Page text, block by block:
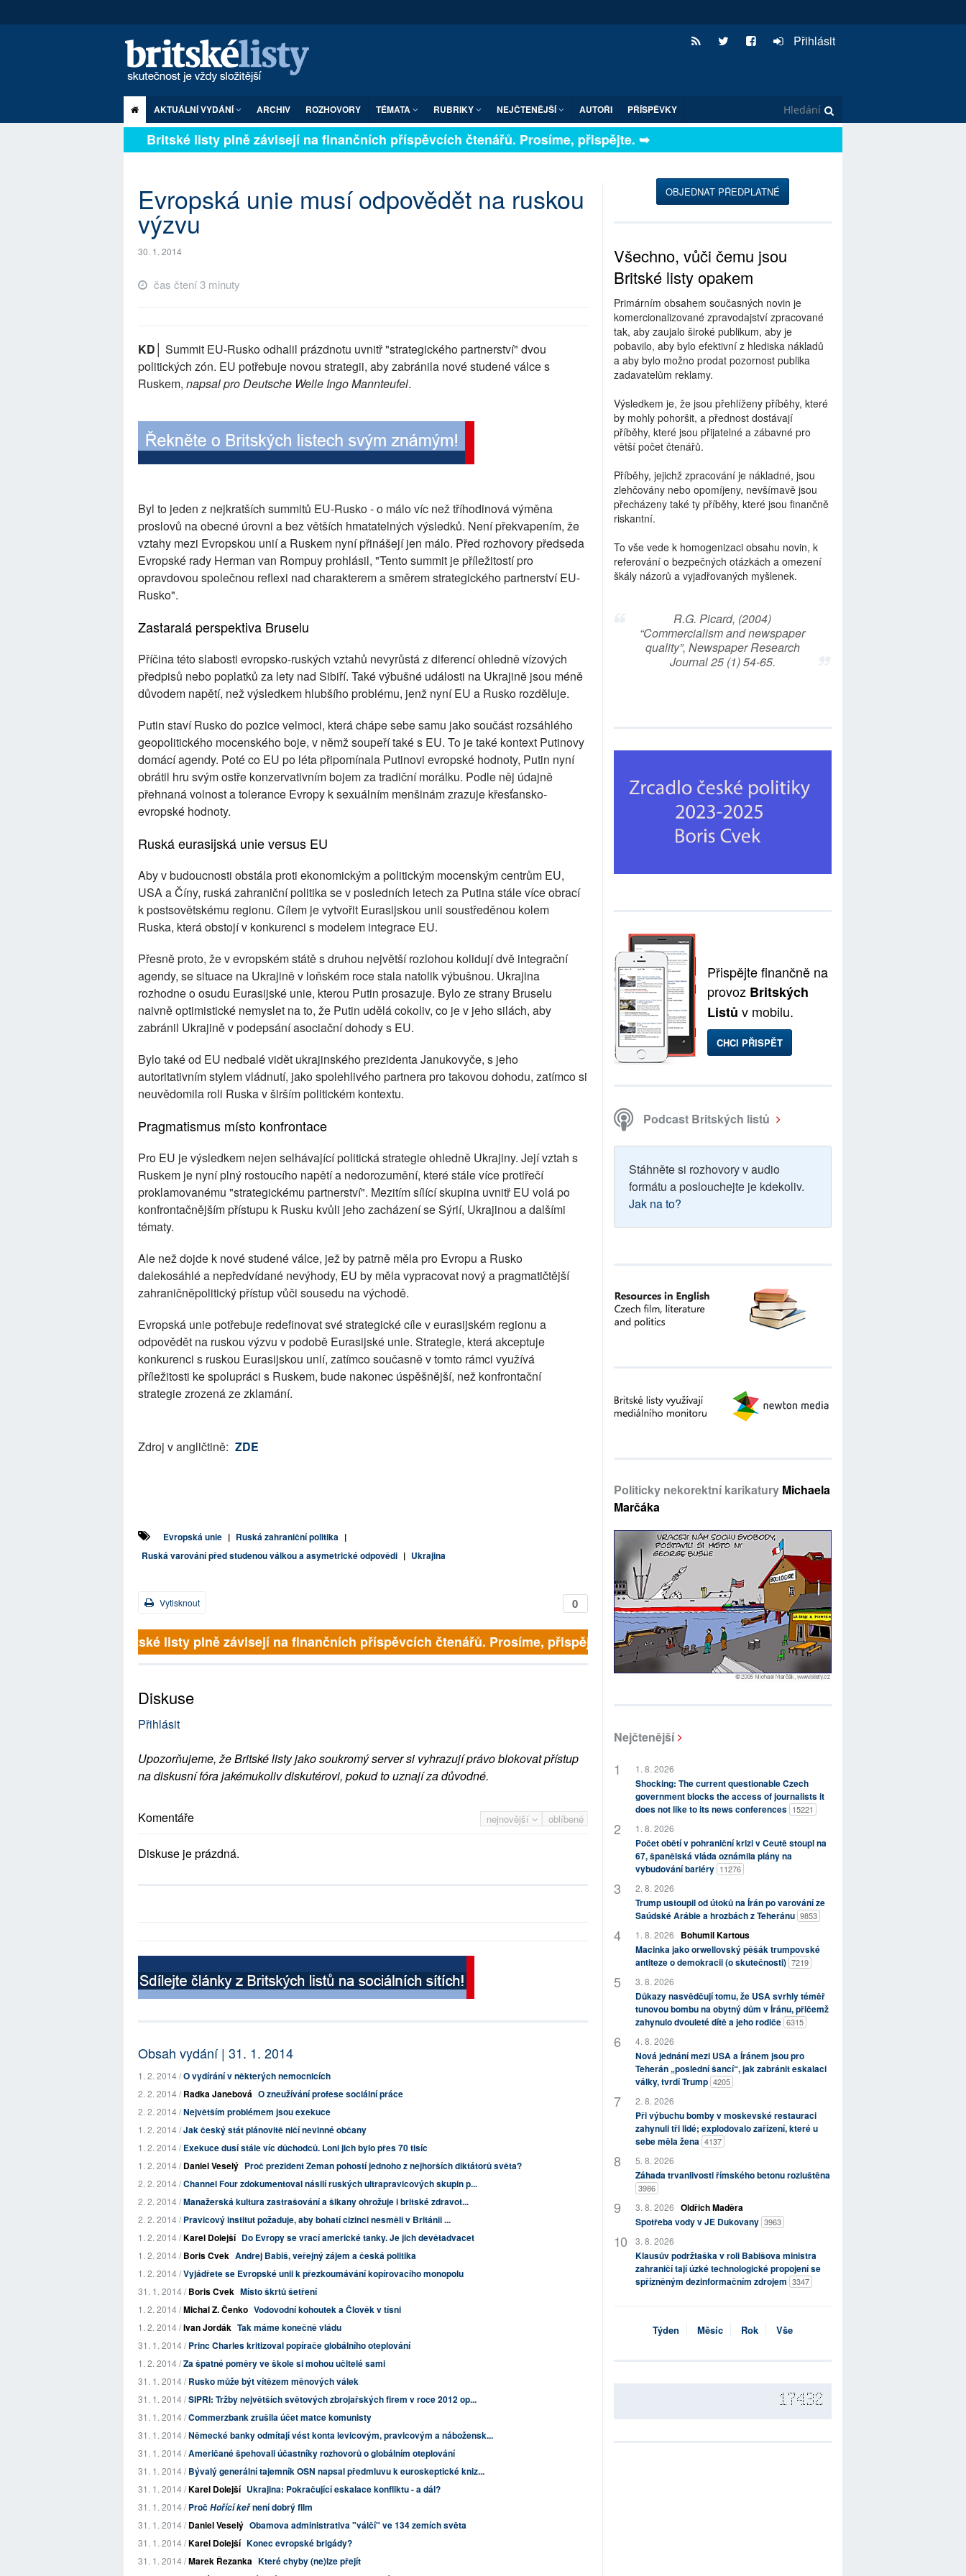
Přihlásit
AKTUÁLNÍ VYDÁNÍ ARCHIV ROZHOVORY TÉMATA RUBRIKY NEJČTENĚJŠÍ AUTOŘI PŘÍSPĚVKY
Britské listy plně závisejí na finančních příspěvcích čtenářů. Prosíme, přispějte. ➥
Evropská unie musí odpovědět na ruskou
výzvu
30. 1. 2014
čas čtení 3 minuty
KD│
Summit EU-Rusko odhalil prázdnotu uvnitř "strategického partnerství" dvou
politických zón. EU potřebuje novou strategii, aby zabránila nové studené válce s
Ruskem, napsal pro Deutsche Welle Ingo Mannteufel.
Byl to jeden z nejkratších summitů EU-Rusko - o málo víc než tříhodinová výměna
proslovů na obecné úrovni a bez větších hmatatelných výsledků. Není překvapením, že
vztahy mezi Evropskou unií a Ruskem nyní přinášejí jen málo. Před rozhovory předseda
Evropské rady Herman van Rompuy prohlásil, "Tento summit je příležitostí pro
opravdovou společnou reflexi nad charakterem a směrem strategického partnerství EU-
Rusko".
Zastaralá perspektiva Bruselu
Příčina této slabosti evropsko-ruských vztahů nevyrůstá z diferencí ohledně vízových
předpisů nebo poplatků za lety nad Sibiří. Také výbušné události na Ukrajině jsou méně
důvodem napětí, než výsledkem hlubšího problému, jenž nyní EU a Rusko rozděluje.
Putin staví Rusko do pozice velmoci, která chápe sebe samu jako součást rozsáhlého
geopolitického mocenského boje, v němž soupeří také s EU. To je také kontext Putinovy
domácí agendy. Poté co EU po léta připomínala Putinovi evropské hodnoty, Putin nyní
obrátil hru svým ostře konzervativním bojem za tradiční morálku. Podle něj údajně
přehnaná volnost a tolerance Evropy k sexuálním menšinám zrazuje křesťansko-
evropské hodnoty.
Ruská eurasijská unie versus EU
Aby v budoucnosti obstála proti ekonomickým a politickým mocenským centrům EU,
USA a Číny, ruská zahraniční politika se v posledních letech za Putina stále více obrací
k postsovětskému regionu. Cílem je vytvořit Eurasijskou unii soustředěnou kolem
Ruska, která obstojí v konkurenci s modelem integrace EU.
Přesně proto, že v evropském státě s druhou největší rozlohou kolidují dvě integrační
agendy, se situace na Ukrajině v loňském roce stala natolik výbušnou. Ukrajina
rozhodne o osudu Eurasijské unie, kterou Putin prosazuje. Bylo ze strany Bruselu
naivně optimistické nemyslet na to, že Putin udělá cokoliv, co je v jeho silách, aby
zabránil Ukrajině v podepsání asociační dohody s EU.
Bylo také od EU nedbalé vidět ukrajinského prezidenta Janukovyče, s jeho
autoritativním stylem vládnutí, jako spolehlivého partnera pro takovou dohodu, zatímco si
neuvědomila roli Ruska v širším politickém kontextu.
Pragmatismus místo konfrontace
Pro EU je výsledkem nejen selhávající politická strategie ohledně Ukrajiny. Její vztah s
Ruskem je nyní plný rostoucího napětí a nedorozumění, které stále více protiřečí
proklamovanému "strategickému partnerství". Mezitím sílící skupina uvnitř EU volá po
konfrontačnějším přístupu k Rusku kvůli jeho zacházení se Sýrií, Ukrajinou a dalšími
tématy.
Ale než dojde k nové studené válce, jež by patrně měla pro Evropu a Rusko
dalekosáhlé a nepředvídané nevýhody, EU by měla vypracovat nový a pragmatičtější
zahraničněpolitický přístup vůči sousedu na východě.
Evropská unie potřebuje redefinovat své strategické cíle v eurasijském regionu a
odpovědět na ruskou výzvu v podobě Eurasijské unie. Strategie, která akceptuje
konkurenci s ruskou Eurasijskou unií, zatímco současně v tomto rámci využívá
příležitosti ke spolupráci s Ruskem, bude nakonec úspěšnější, než konfrontační
strategie zrozená ze zklamání.
Zdroj v angličtině: ZDE
Evropská unie | Ruská zahraniční politika |
Ruská varování před studenou válkou a asymetrické odpovědi | Ukrajina
0
Vytisknout
Britské listy plně závisejí na finančních příspěvcích čtenářů. Prosíme, přispějte. ➥
Diskuse
Přihlásit
Upozorňujeme, že Britské listy jako soukromý server si vyhrazují právo blokovat přístup
na diskusní fóra jakémukoliv diskutérovi, pokud to uznají za důvodné.
nejnovější oblíbené
Komentáře
Diskuse je prázdná.
Obsah vydání | 31. 1. 2014
1. 2. 2014 /O vydírání v některých nemocnicích
2. 2. 2014 /Radka Janebová O zneužívání profese sociální práce
2. 2. 2014 /Největším problémem jsou exekuce
1. 2. 2014 /Jak český stát plánovitě ničí nevinné občany
1. 2. 2014 /Exekuce dusí stále víc důchodců. Loni jich bylo přes 70 tisíc
1. 2. 2014 /Daniel Veselý Proč prezident Zeman pohostí jednoho z nejhorších diktátorů světa?
2. 2. 2014 /Channel Four zdokumentoval násilí ruských ultrapravicových skupin p...
2. 2. 2014 /Manažerská kultura zastrašování a šikany ohrožuje i britské zdravot...
2. 2. 2014 /Pravicový institut požaduje, aby bohatí cizinci nesměli v Británii ...
1. 2. 2014 /Karel Dolejší Do Evropy se vrací americké tanky. Je jich devětadvacet
1. 2. 2014 /Boris Cvek Andrej Babiš, veřejný zájem a česká politika
1. 2. 2014 /Vyjádřete se Evropské unii k přezkoumávání kopírovacího monopolu
31. 1. 2014 /Boris Cvek Místo škrtů šetření
1. 2. 2014 /Michal Z. Čenko Vodovodní kohoutek a Člověk v tísni
1. 2. 2014 /Ivan Jordák Tak máme konečně vládu
31. 1. 2014 /Princ Charles kritizoval popírače globálního oteplování
1. 2. 2014 /Za špatné poměry ve škole si mohou učitelé sami
31. 1. 2014 /Rusko může být vítězem měnových válek
31. 1. 2014 /SIPRI: Tržby největších světových zbrojařských firem v roce 2012 op...
31. 1. 2014 /Commerzbank zrušila účet matce komunisty
31. 1. 2014 /Německé banky odmítají vést konta levicovým, pravicovým a nábožensk...
31. 1. 2014 /Američané špehovali účastníky rozhovorů o globálním oteplování
31. 1. 2014 /Bývalý generální tajemník OSN napsal předmluvu k euroskeptické kniz...
31. 1. 2014 /Karel Dolejší Ukrajina: Pokračující eskalace konfliktu - a dál?
31. 1. 2014 /PročHořící keřnení dobrý film
31. 1. 2014 /Daniel Veselý Obamova administrativa "válčí" ve 134 zemích světa
31. 1. 2014 /Karel Dolejší Konec evropské brigády?
31. 1. 2014 /Marek Řezanka Které chyby (ne)lze přejít
OBJEDNAT PŘEDPLATNÉ
Všechno, vůči čemu jsou
Britské listy opakem
Primárním obsahem současných novin je
komercionalizované zpravodajství zpracované
tak, aby zaujalo široké publikum, aby je
pobavilo, aby bylo efektivní z hlediska nákladů
a aby bylo možno prodat pozornost publika
zadavatelům reklamy.
Výsledkem je, že jsou přehlíženy příběhy, které
by mohly pohoršit, a přednost dostávají
příběhy, které jsou přijatelné a zábavné pro
větší počet čtenářů.
Příběhy, jejichž zpracování je nákladné, jsou
zlehčovány nebo opomíjeny, nevšímavě jsou
přecházeny také ty příběhy, které jsou finančně
riskantní.
To vše vede k homogenizaci obsahu novin, k
referování o bezpečných otázkách a omezení
škály názorů a vyjadřovaných myšlenek.
R.G. Picard, (2004)
“Commercialism and newspaper
quality”, Newspaper Research
Journal 25 (1) 54-65.
Přispějte finančně na
provoz Britských
Listů v mobilu.
CHCI PŘISPĚT
Podcast Britských listů
Stáhněte si rozhovory v audio
formátu a poslouchejte je kdekoliv.
Jak na to?
Politicky nekorektní karikatury Michaela
Marčáka
Nejčtenější
1. 8. 2026
Shocking: The current questionable Czech
government blocks the access of journalists it
does not like to its news conferences 15221
1. 8. 2026
Počet obětí v pohraniční krizi v Ceutě stoupl na
67, španělská vláda oznámila plány na
vybudování bariéry 11276
2. 8. 2026
Trump ustoupil od útoků na Írán po varování ze
Saúdské Arábie a hrozbách z Teheránu 9853
1. 8. 2026
Bohumil Kartous
Macinka jako orwellovský pěšák trumpovské
antiteze o demokracii (o skutečnosti) 7219
3. 8. 2026
Důkazy nasvědčují tomu, že USA svrhly téměř
tunovou bombu na obytný dům v Íránu, přičemž
zahynulo dvouleté dítě a jeho rodiče 6315
4. 8. 2026
Nová jednání mezi USA a Íránem jsou pro
Teherán „poslední šancí“, jak zabránit eskalaci
války, tvrdí Trump 4205
2. 8. 2026
Při výbuchu bomby v moskevské restauraci
zahynuli tři lidé; explodovalo zařízení, které u
sebe měla žena 4137
5. 8. 2026
Záhada trvanlivosti římského betonu rozluštěna
3986
3. 8. 2026 Oldřich Maděra
Spotřeba vody v JE Dukovany 3963
3. 8. 2026
Klausův podržtaška v roli Babišova ministra
zahraničí tají úzké technologické propojení se
spřízněným dezinformačním zdrojem 3347
Týden Měsíc Rok Vše
17432